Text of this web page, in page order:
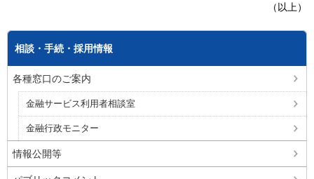
（以上）
相談・手続・採用情報
各種窓口のご案内
金融サービス利用者相談室
金融行政モニター
情報公開等